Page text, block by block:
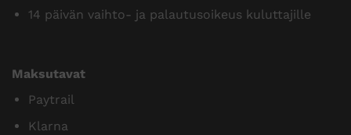
14 päivän vaihto- ja palautusoikeus kuluttajille
Maksutavat
Paytrail
Klarna